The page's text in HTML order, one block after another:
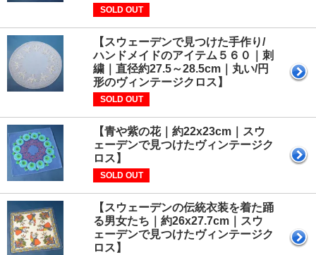
SOLD OUT
【スウェーデンで見つけた手作り/
ハンドメイドのアイテム５６０｜刺
繍｜直径約27.5～28.5cm｜丸い/円
形のヴィンテージクロス】
SOLD OUT
【青や紫の花｜約22x23cm｜スウ
ェーデンで見つけたヴィンテージク
ロス】
SOLD OUT
【スウェーデンの伝統衣装を着た踊
る男女たち｜約26x27.7cm｜スウ
ェーデンで見つけたヴィンテージク
ロス】